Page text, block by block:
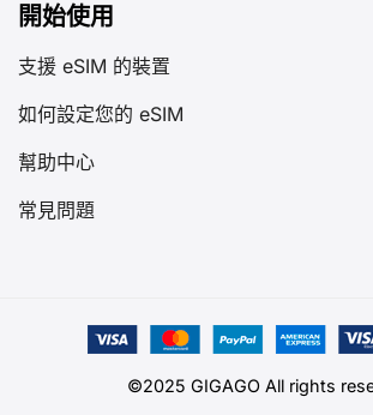
開始使用
支援 eSIM 的裝置
如何設定您的 eSIM
幫助中心
常見問題
©2025 GIGAGO All rights